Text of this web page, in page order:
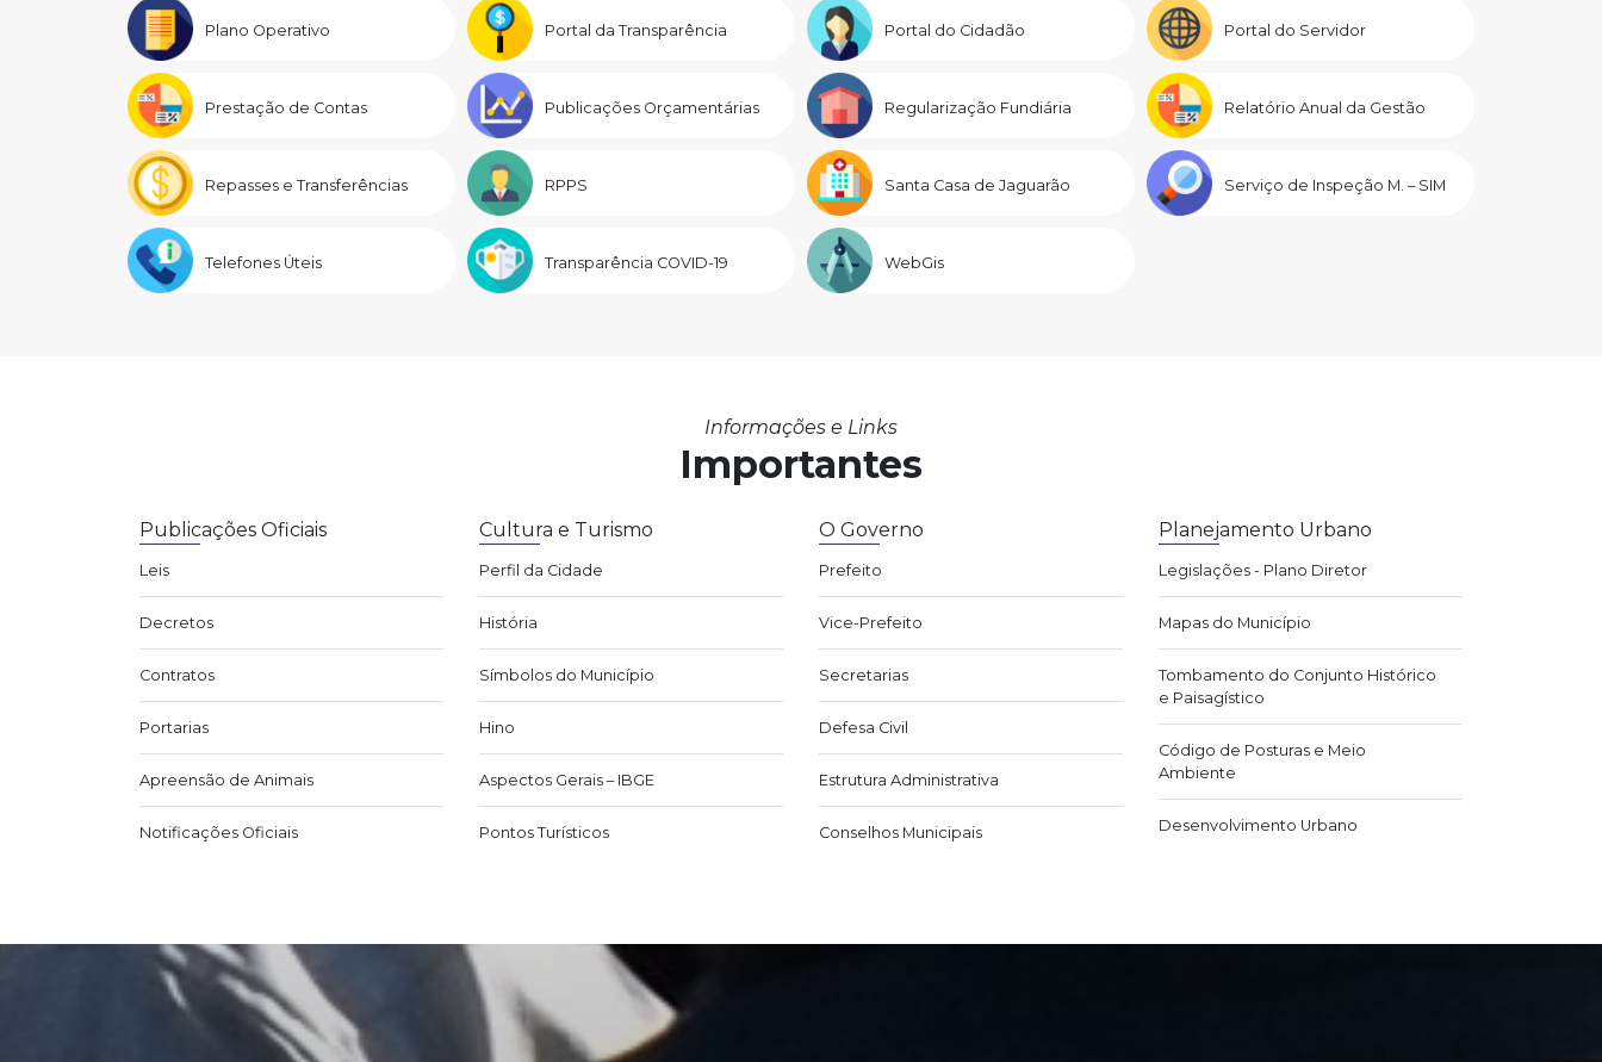
Plano Operativo Portal da Transparência Portal do Cidadão Portal do Servidor
Prestação de Contas Publicações Orçamentárias Regularização Fundiária Relatório Anual da Gestão
Repasses e Transferências RPPS Santa Casa de Jaguarão Serviço de Inspeção M. – SIM
Telefones Úteis Transparência COVID-19 WebGis
Informações e Links
Importantes
Publicações Oficiais
Leis
Decretos
Contratos
Portarias
Apreensão de Animais
Notificações Oficiais
Cultura e Turismo
Perfil da Cidade
História
Símbolos do Município
Hino
Aspectos Gerais – IBGE
Pontos Turísticos
O Governo
Prefeito
Vice-Prefeito
Secretarias
Defesa Civil
Estrutura Administrativa
Conselhos Municipais
Planejamento Urbano
Legislações - Plano Diretor
Mapas do Município
Tombamento do Conjunto Histórico
e Paisagístico
Código de Posturas e Meio
Ambiente
Desenvolvimento Urbano